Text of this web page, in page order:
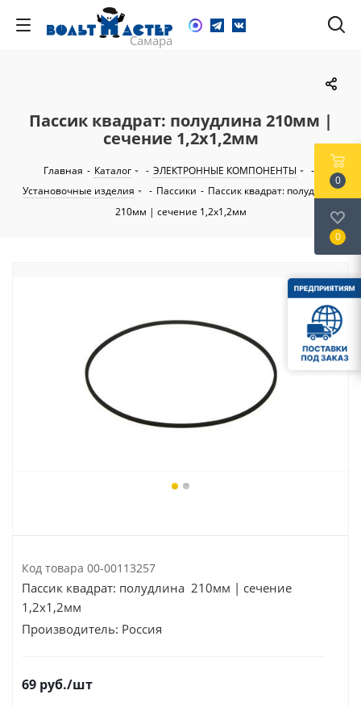
Пассик квадрат: полудлина 210мм |
сечение 1,2х1,2мм
Главная - Каталог - ЭЛЕКТРОННЫЕ КОМПОНЕНТЫ
-
Установочные изделия
- Пассики - Пассик квадрат: полудлина
210мм | сечение 1,2х1,2мм
Код товара 00-00113257
Пассик квадрат: полудлина 210мм | сечение
1,2х1,2мм
Производитель: Россия
69 руб./шт
0
0